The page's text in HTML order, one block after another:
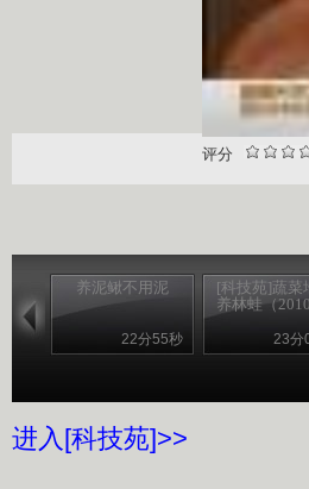
评分
养泥鳅不用泥
22分55秒
[科技苑]蔬菜
养林蛙（
23分
进入[科技苑]>>